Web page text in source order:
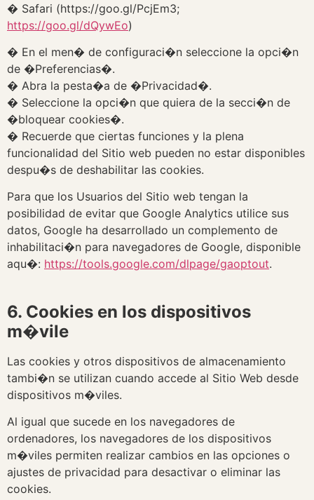
� Safari (https://goo.gl/PcjEm3;
https://goo.gl/dQywEo)
� En el men� de configuraci�n seleccione la opci�n
de �Preferencias�.
� Abra la pesta�a de �Privacidad�.
� Seleccione la opci�n que quiera de la secci�n de
�bloquear cookies�.
� Recuerde que ciertas funciones y la plena
funcionalidad del Sitio web pueden no estar disponibles
despu�s de deshabilitar las cookies.
Para que los Usuarios del Sitio web tengan la
posibilidad de evitar que Google Analytics utilice sus
datos, Google ha desarrollado un complemento de
inhabilitaci�n para navegadores de Google, disponible
aqu�: https://tools.google.com/dlpage/gaoptout.
6. Cookies en los dispositivos
m�vile
Las cookies y otros dispositivos de almacenamiento
tambi�n se utilizan cuando accede al Sitio Web desde
dispositivos m�viles.
Al igual que sucede en los navegadores de
ordenadores, los navegadores de los dispositivos
m�viles permiten realizar cambios en las opciones o
ajustes de privacidad para desactivar o eliminar las
cookies.